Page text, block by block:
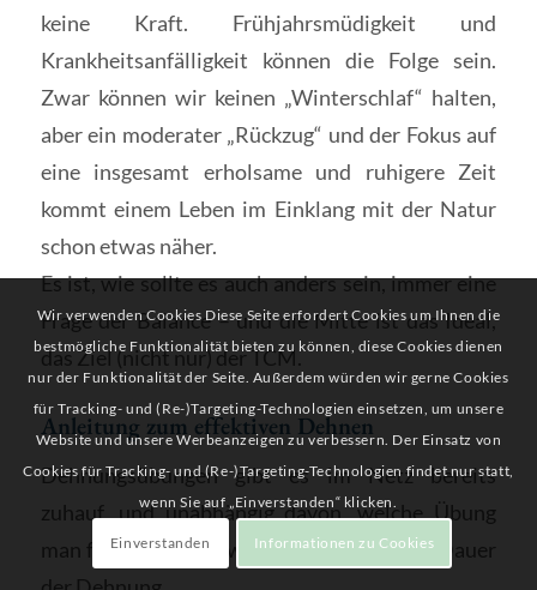
keine Kraft. Frühjahrsmüdigkeit und
Krankheitsanfälligkeit können die Folge sein.
Zwar können wir keinen „Winterschlaf“ halten,
aber ein moderater „Rückzug“ und der Fokus auf
eine insgesamt erholsame und ruhigere Zeit
kommt einem Leben im Einklang mit der Natur
schon etwas näher.
Es ist, wie sollte es auch anders sein, immer eine
Frage der Balance – und die Mitte ist das Ideal,
das Ziel (nicht nur) der TCM.
Anleitung zum effektiven Dehnen
Dehnungsübungen gibt es im Netz bereits
zuhauf, und unabhängig davon, welche Übung
man für sich wählt, wichtig ist jeweils die Dauer
Wir verwenden Cookies Diese Seite erfordert Cookies um Ihnen die
bestmögliche Funktionalität bieten zu können, diese Cookies dienen
nur der Funktionalität der Seite. Außerdem würden wir gerne Cookies
für Tracking- und (Re-)Targeting-Technologien einsetzen, um unsere
Website und unsere Werbeanzeigen zu verbessern. Der Einsatz von
Cookies für Tracking- und (Re-)Targeting-Technologien findet nur statt,
wenn Sie auf „Einverstanden“ klicken.
Einverstanden Informationen zu Cookies